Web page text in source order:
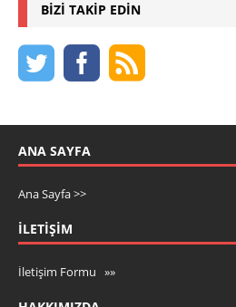
BIZI TAKIP EDIN
ANA SAYFA
Ana Sayfa >>
İLETIŞIM
İletişim Formu »»